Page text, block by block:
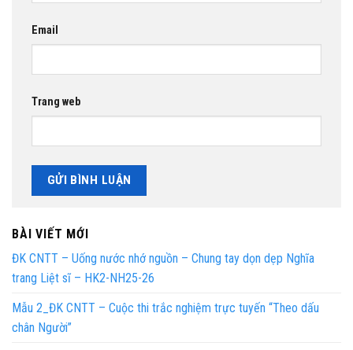
Email
Trang web
BÀI VIẾT MỚI
ĐK CNTT – Uống nước nhớ nguồn – Chung tay dọn dẹp Nghĩa
trang Liệt sĩ – HK2-NH25-26
Mẫu 2_ĐK CNTT – Cuộc thi trắc nghiệm trực tuyến “Theo dấu
chân Người”